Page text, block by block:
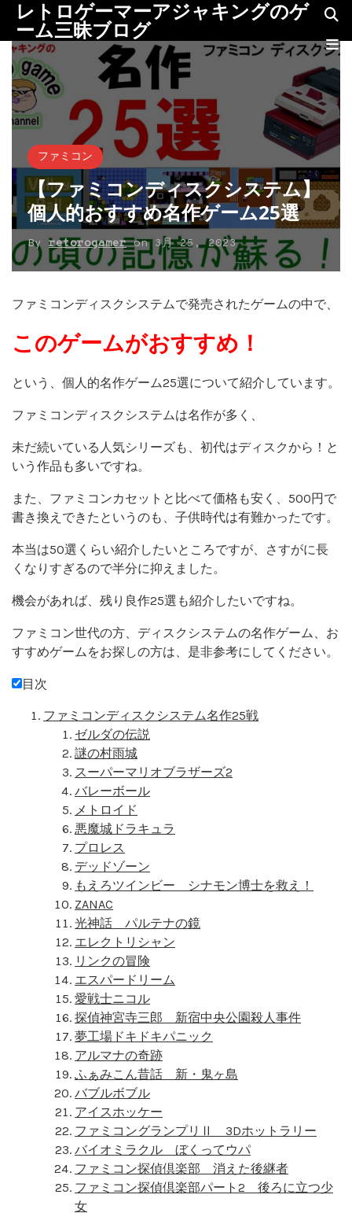
レトロゲーマーアジャキングのゲ
ーム三昧ブログ
ファミコン
【ファミコンディスクシステム】
個人的おすすめ名作ゲーム25選
By retorogameron3月 25, 2023
ファミコンディスクシステムで発売されたゲームの中で、
このゲームがおすすめ！
という、個人的名作ゲーム25選について紹介しています。
ファミコンディスクシステムは名作が多く、
未だ続いている人気シリーズも、初代はディスクから！と
いう作品も多いですね。
また、ファミコンカセットと比べて価格も安く、500円で
書き換えできたというのも、子供時代は有難かったです。
本当は50選くらい紹介したいところですが、さすがに長
くなりすぎるので半分に抑えました。
機会があれば、残り良作25選も紹介したいですね。
ファミコン世代の方、ディスクシステムの名作ゲーム、お
すすめゲームをお探しの方は、是非参考にしてください。
目次
ファミコンディスクシステム名作25戦
ゼルダの伝説
謎の村雨城
スーパーマリオブラザーズ2
バレーボール
メトロイド
悪魔城ドラキュラ
プロレス
デッドゾーン
もえろツインビー シナモン博士を救え！
ZANAC
光神話 パルテナの鏡
エレクトリシャン
リンクの冒険
エスパードリーム
愛戦士ニコル
探偵神宮寺三郎 新宿中央公園殺人事件
夢工場ドキドキパニック
アルマナの奇跡
ふぁみこん昔話 新・鬼ヶ島
バブルボブル
アイスホッケー
ファミコングランプリⅡ 3Dホットラリー
バイオミラクル ぼくってウパ
ファミコン探偵倶楽部 消えた後継者
ファミコン探偵倶楽部パート2 後ろに立つ少
女